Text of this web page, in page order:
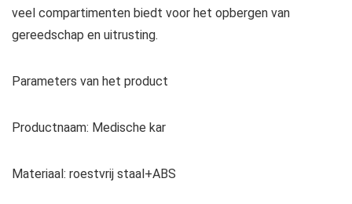
veel compartimenten biedt voor het opbergen van
gereedschap en uitrusting.
Parameters van het product
Productnaam: Medische kar
Materiaal: roestvrij staal+ABS